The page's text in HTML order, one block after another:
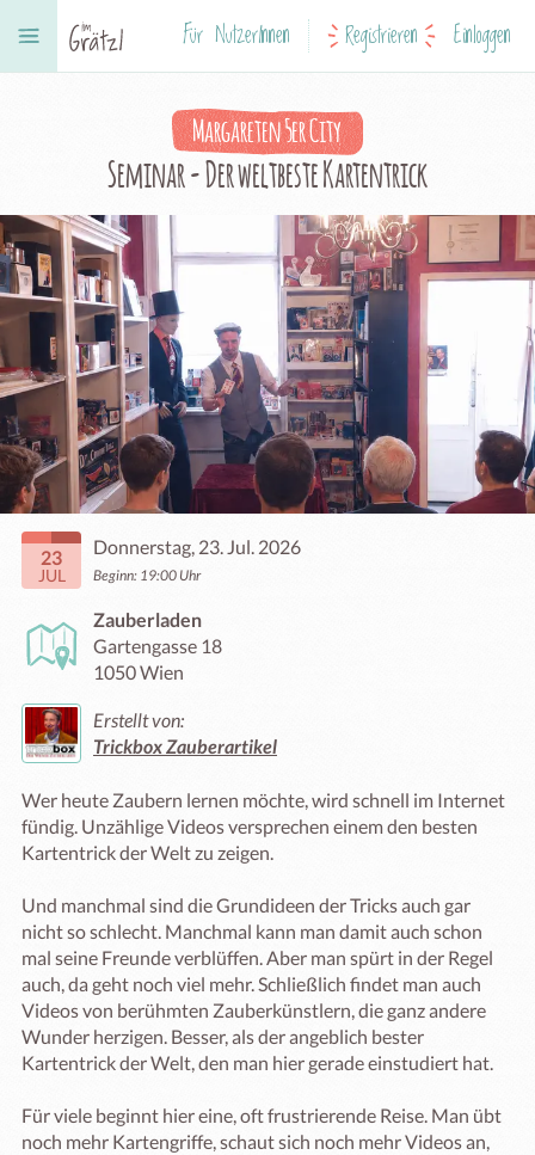
Für NutzerInnen Registrieren Einloggen
Margareten 5er City
Seminar - Der weltbeste Kartentrick
23
JUL
Donnerstag, 23. Jul. 2026
Beginn: 19:00 Uhr
Zauberladen
Gartengasse 18
1050 Wien
Erstellt von:
Trickbox Zauberartikel
Wer heute Zaubern lernen möchte, wird schnell im Internet
fündig. Unzählige Videos versprechen einem den besten
Kartentrick der Welt zu zeigen.
Und manchmal sind die Grundideen der Tricks auch gar
nicht so schlecht. Manchmal kann man damit auch schon
mal seine Freunde verblüffen. Aber man spürt in der Regel
auch, da geht noch viel mehr. Schließlich findet man auch
Videos von berühmten Zauberkünstlern, die ganz andere
Wunder herzigen. Besser, als der angeblich bester
Kartentrick der Welt, den man hier gerade einstudiert hat.
Für viele beginnt hier eine, oft frustrierende Reise. Man übt
noch mehr Kartengriffe, schaut sich noch mehr Videos an,